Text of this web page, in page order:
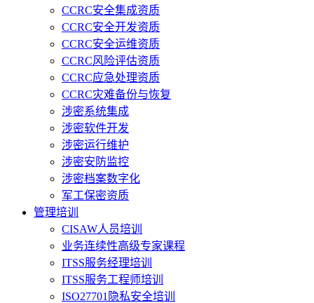
CCRC安全集成资质
CCRC安全开发资质
CCRC安全运维资质
CCRC风险评估资质
CCRC应急处理资质
CCRC灾难备份与恢复
涉密系统集成
涉密软件开发
涉密运行维护
涉密安防监控
涉密档案数字化
军工保密资质
管理培训
CISAW人员培训
业务连续性高级专家课程
ITSS服务经理培训
ITSS服务工程师培训
ISO27701隐私安全培训